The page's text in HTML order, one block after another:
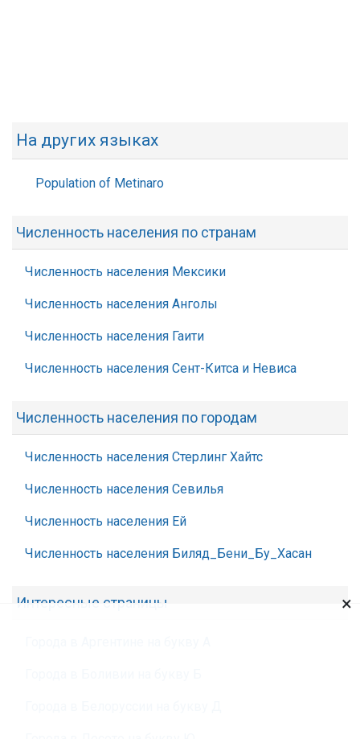
На других языках
Population of Metinaro
Численность населения по странам
Численность населения Мексики
Численность населения Анголы
Численность населения Гаити
Численность населения Сент-Китса и Невиса
Численность населения по городам
Численность населения Стерлинг Хайтс
Численность населения Севилья
Численность населения Ей
Численность населения Биляд_Бени_Бу_Хасан
Интересные страницы ×